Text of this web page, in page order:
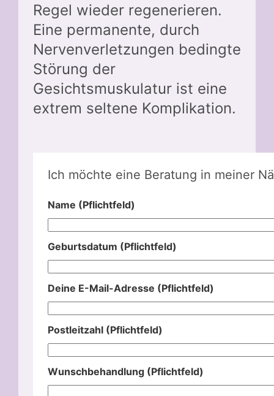
Regel wieder regenerieren.
Eine permanente, durch
Nervenverletzungen bedingte
Störung der
Gesichtsmuskulatur ist eine
extrem seltene Komplikation.
Ich möchte eine Beratung in meiner
Name (Pflichtfeld)
Geburtsdatum (Pflichtfeld)
Deine E-Mail-Adresse (Pflichtfeld)
Postleitzahl (Pflichtfeld)
Wunschbehandlung (Pflichtfeld)